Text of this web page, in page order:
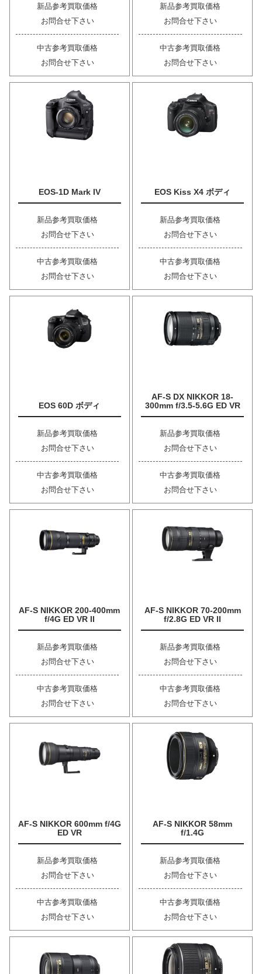
新品参考買取価格
お問合せ下さい
中古参考買取価格
お問合せ下さい
新品参考買取価格
お問合せ下さい
中古参考買取価格
お問合せ下さい
EOS-1D Mark IV
新品参考買取価格
お問合せ下さい
中古参考買取価格
お問合せ下さい
EOS Kiss X4 ボディ
新品参考買取価格
お問合せ下さい
中古参考買取価格
お問合せ下さい
EOS 60D ボディ
新品参考買取価格
お問合せ下さい
中古参考買取価格
お問合せ下さい
AF-S DX NIKKOR 18-
300mm f/3.5-5.6G ED VR
新品参考買取価格
お問合せ下さい
中古参考買取価格
お問合せ下さい
AF-S NIKKOR 200-400mm
f/4G ED VR II
新品参考買取価格
お問合せ下さい
中古参考買取価格
お問合せ下さい
AF-S NIKKOR 70-200mm
f/2.8G ED VR II
新品参考買取価格
お問合せ下さい
中古参考買取価格
お問合せ下さい
AF-S NIKKOR 600mm f/4G
ED VR
新品参考買取価格
お問合せ下さい
中古参考買取価格
お問合せ下さい
AF-S NIKKOR 58mm
f/1.4G
新品参考買取価格
お問合せ下さい
中古参考買取価格
お問合せ下さい